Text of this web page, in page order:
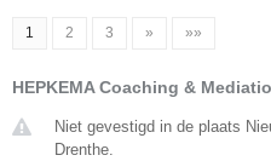
1 2 3 » »»
HEPKEMA Coaching &
Niet gevestigd in de plaats
Drenthe.